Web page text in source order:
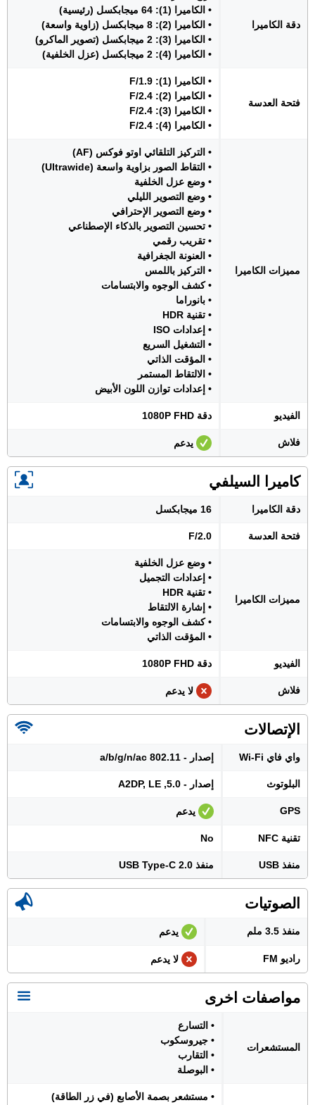
دقة الكاميرا
• الكاميرا (1): 64 ميجابكسل (رئيسية)
• الكاميرا (2): 8 ميجابكسل (زاوية واسعة)
• الكاميرا (3): 2 ميجابكسل (تصوير الماكرو)
• الكاميرا (4): 2 ميجابكسل (عزل الخلفية)
فتحة العدسة
• الكاميرا (1): F/1.9
• الكاميرا (2): F/2.4
• الكاميرا (3): F/2.4
• الكاميرا (4): F/2.4
مميزات الكاميرا
• التركيز التلقائي اوتو فوكس (AF)
• التقاط الصور بزاوية واسعة (Ultrawide)
• وضع عزل الخلفية
• وضع التصوير الليلي
• وضع التصوير الإحترافي
• تحسين التصوير بالذكاء الإصطناعي
• تقريب رقمي
• العنونة الجغرافية
• التركيز باللمس
• كشف الوجوه والابتسامات
• بانوراما
• تقنية HDR
• إعدادات ISO
• التشغيل السريع
• المؤقت الذاتي
• الالتقاط المستمر
• إعدادات توازن اللون الأبيض
الفيديو دقة 1080P FHD
فلاش يدعم
كاميرا السيلفي
دقة الكاميرا 16 ميجابكسل
فتحة العدسة F/2.0
مميزات الكاميرا
• وضع عزل الخلفية
• إعدادات التجميل
• تقنية HDR
• إشارة الالتقاط
• كشف الوجوه والابتسامات
• المؤقت الذاتي
الفيديو دقة 1080P FHD
فلاش لا يدعم
الإتصالات
واي فاي Wi-Fi إصدار - 802.11 a/b/g/n/ac
البلوتوث إصدار - 5.0, A2DP, LE
GPS يدعم
تقنية NFC No
منفذ USB منفذ USB Type-C 2.0
الصوتيات
منفذ 3.5 ملم يدعم
راديو FM لا يدعم
مواصفات اخرى
المستشعرات
• التسارع
• جيروسكوب
• التقارب
• البوصلة
• مستشعر بصمة الأصابع (في زر الطاقة)